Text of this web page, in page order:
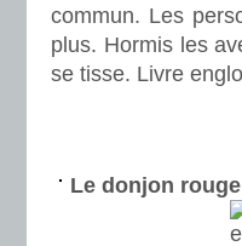
commun. Les
plus. Hormis les
se tisse. Livre
Le donjon